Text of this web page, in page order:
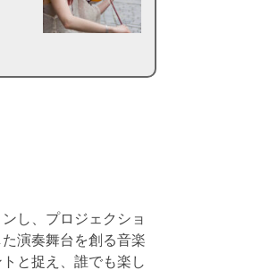
し、プロジェクショ
演奏舞台を創る音楽
と捉え、誰でも楽し